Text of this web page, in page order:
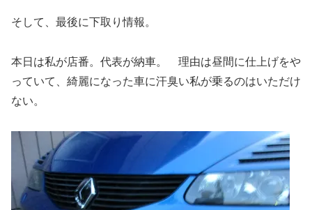
そして、最後に下取り情報。
本日は私が店番。代表が納車。 理由は昼間に仕上げをや
っていて、綺麗になった車に汗臭い私が乗るのはいただけ
ない。